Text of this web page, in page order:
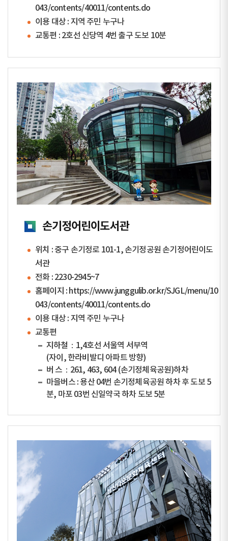
043/contents/40011/contents.do
이용 대상 : 지역 주민 누구나
교통편 : 2호선 신당역 4번 출구 도보 10분
손기정어린이도서관
위치 : 중구 손기정로 101-1, 손기정공원 손기정어린이도
서관
전화 : 2230-2945~7
홈페이지 : https://www.junggulib.or.kr/SJGL/menu/10
043/contents/40011/contents.do
이용 대상 : 지역 주민 누구나
교통편
지하철：1,4호선 서울역 서부역
(자이, 한라비발디 아파트 방향)
버 스：261, 463, 604 (손기정체육공원)하차
마을버스 : 용산 04번 손기정체육공원 하차 후 도보 5
분, 마포 03번 신일약국 하차 도보 5분